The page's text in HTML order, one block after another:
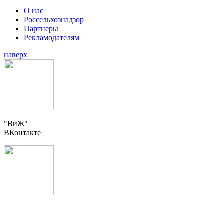
О нас
Россельхознадзор
Партнеры
Рекламодателям
наверх
"ВиЖ"
ВКонтакте